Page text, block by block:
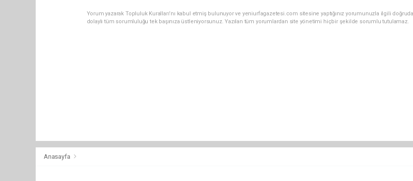
Yorum yazarak Topluluk Kuralları’nı kabul etmiş bulunuyor ve yeniurfagazetesi.com sitesine yaptığınız yorumunuzla ilgili
dolaylı tüm sorumluluğu tek başınıza üstleniyorsunuz. Yazılan tüm yorumlardan site yönetimi hiçbir şekilde sorumlu tutulamaz.
Anasayfa